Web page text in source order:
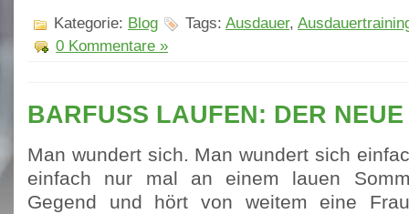
Kategorie: Blog Tags: Ausdauer,
0 Kommentare »
BARFUSS LAUFEN: DER NEUE
Man wundert sich. Man wundert sich
einfach nur mal an einem lauen
Gegend und hört von weitem eine